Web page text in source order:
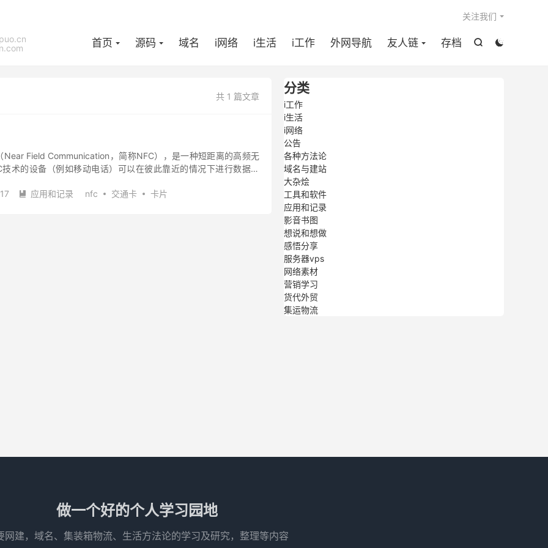


首页 源码 域名 i网络 i生活 i工作 外网导航 友人链 存档
关注我们
共 1 篇文章
Near Field Communication，简称NFC），是一种短距离的高频无
术的设备（例如移动电话）可以在彼此靠近的情况下进行数据交
 应用和记录 nfc 交通卡 卡片
分类
i工作
i生活
i网络
公告
各种方法论
域名与建站
大杂烩
工具和软件
应用和记录
影音书图
想说和想做
感悟分享
服务器vps
网络素材
营销学习
货代外贸
集运物流
做一个好的个人学习园地
网建，域名、集装箱物流、生活方法论的学习及研究，整理等内容